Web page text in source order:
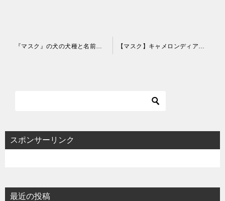
シスポンサーリンク
最近の投稿